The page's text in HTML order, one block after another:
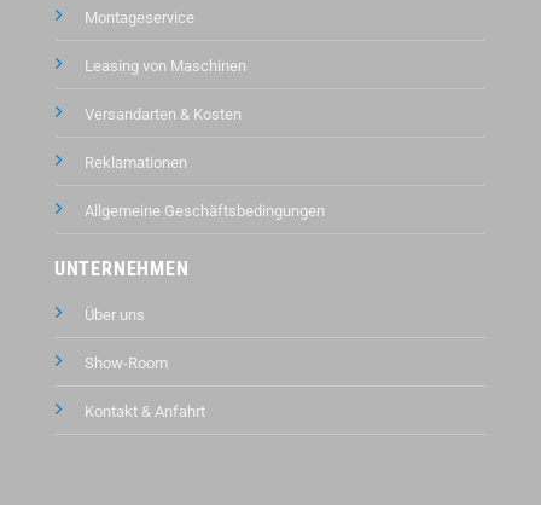
Montageservice
Leasing von Maschinen
Versandarten & Kosten
Reklamationen
Allgemeine Geschäftsbedingungen
UNTERNEHMEN
Über uns
Show-Room
Kontakt & Anfahrt